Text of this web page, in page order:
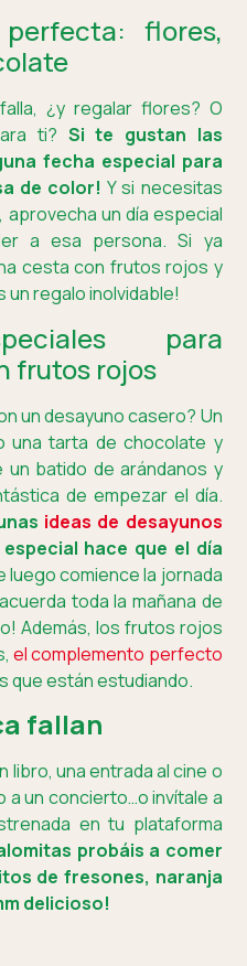
flores,
¿y regalar flores? O
ti? Si te gustan las
fecha especial para
de color! Y si necesitas
un día especial
a esa persona. Si ya
cesta con frutos rojos y
regalo inolvidable!
para
frutos rojos
un desayuno casero? Un
una tarta de chocolate y
batido de arándanos y
de empezar el día.
ideas de desayunos
hace que el día
luego comience la jornada
toda la mañana de
Además, los frutos rojos
el complemento perfecto
que están estudiando.
fallan
libro, una entrada al cine o
a un concierto…o invítale a
en tu plataforma
probáis a comer
de fresones, naranja
delicioso!